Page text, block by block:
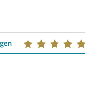
Peter Müller